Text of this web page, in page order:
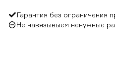
Гарантия без ограничения
Не навязывыем ненужные